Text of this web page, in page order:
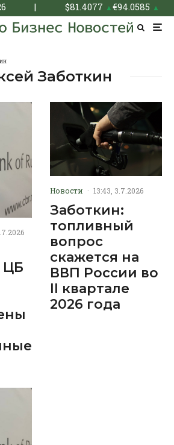
| $81.4077 ▲€94.0585 ▲
Заботкин
ЦБ
Новости · 13:43, 3.7.2026
Заботкин:
топливный
вопрос
скажется на
ВВП России во
II квартале
2026 года